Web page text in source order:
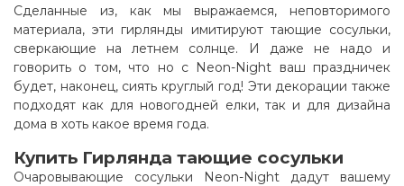
Сделанные из, как мы выражаемся, неповторимого
материала, эти гирлянды имитируют тающие сосульки,
сверкающие на летнем солнце. И даже не надо и
говорить о том, что но с Neon-Night ваш праздничек
будет, наконец, сиять круглый год! Эти декорации также
подходят как для новогодней елки, так и для дизайна
дома в хоть какое время года.
Купить Гирлянда тающие сосульки
Очаровывающие сосульки Neon-Night дадут вашему